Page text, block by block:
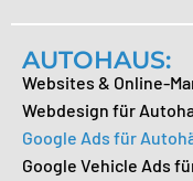
AUTOHAUS:
Websites & Online-
Webdesign für
Google Ads für
Google Vehicle Ads